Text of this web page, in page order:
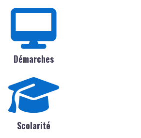
Démarches
Scolarité